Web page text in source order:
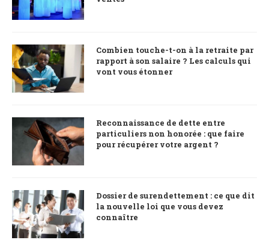
Combien touche-t-on à la retraite par
rapport à son salaire ? Les calculs qui
vont vous étonner
Reconnaissance de dette entre
particuliers non honorée : que faire
pour récupérer votre argent ?
Dossier de surendettement : ce que dit
la nouvelle loi que vous devez
connaître